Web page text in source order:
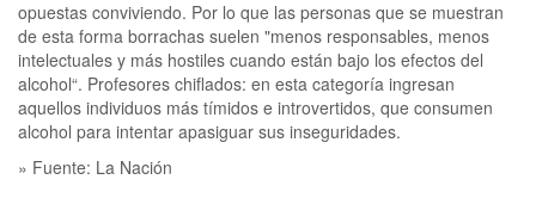
opuestas conviviendo. Por lo que las personas que se muestran
de esta forma borrachas suelen "menos responsables, menos
intelectuales y más hostiles cuando están bajo los efectos del
alcohol“. Profesores chiflados: en esta categoría ingresan
aquellos individuos más tímidos e introvertidos, que consumen
alcohol para intentar apasiguar sus inseguridades.
» Fuente: La Nación